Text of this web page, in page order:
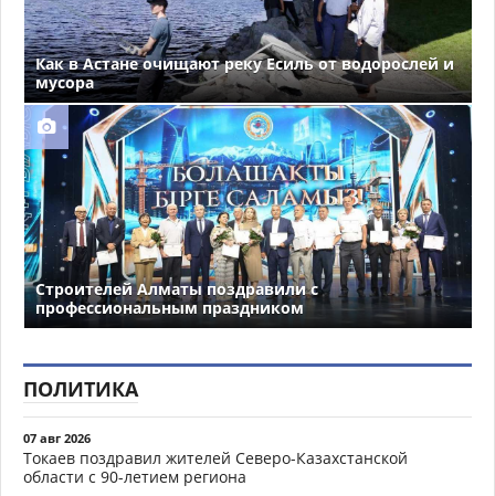
Как в Астане очищают реку Есиль от водорослей и
мусора
Строителей Алматы поздравили с
профессиональным праздником
ПОЛИТИКА
07 авг 2026
Токаев поздравил жителей Северо-Казахстанской
области с 90-летием региона